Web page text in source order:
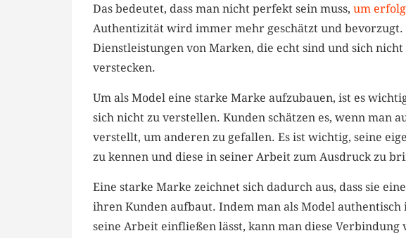
Das bedeutet,​ dass man nicht perfekt sein muss,⁤ um
Authentizität wird ​immer⁣ mehr geschätzt und
Dienstleistungen von Marken,⁤ die echt sind und sich⁤
verstecken.
Um als Model eine starke Marke aufzubauen, ist es
sich nicht zu verstellen. Kunden schätzen es, wenn ⁢man
verstellt, um anderen ⁤zu gefallen. Es ist wichtig, seine
zu kennen und‌ diese⁤ in seiner Arbeit zum ⁣Ausdruck ‌zu
Eine starke Marke zeichnet sich dadurch ‌aus, dass sie
⁣ihren Kunden aufbaut. Indem man als Model
⁢seine Arbeit einfließen lässt, kann man diese